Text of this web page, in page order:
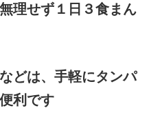
理せず１日３食まん
、手軽にタンパ
利です